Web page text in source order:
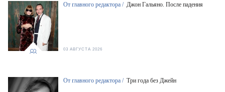
От главного редактора / Джон Гальяно. После падения
03 АВГУСТА 2026
От главного редактора / Три года без Джейн